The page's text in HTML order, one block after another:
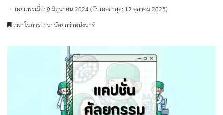
เผยแพร่เมื่อ: 9 มิถุนายน 2024 (อัปเดตล่าสุด: 12 ตุลาคม 2025)
เวลาในการอ่าน: น้อยกว่าหนึ่งนาที